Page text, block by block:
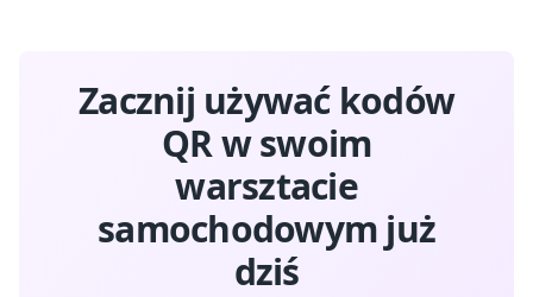
Zacznij używać kodów
QR w swoim
warsztacie
samochodowym już
dziś